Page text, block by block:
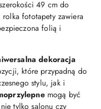
49 cm do
fototapety zawiera
folią i
dekoracja
które przypadną do
stylu, jak i
mogą być
tylko salonu czy